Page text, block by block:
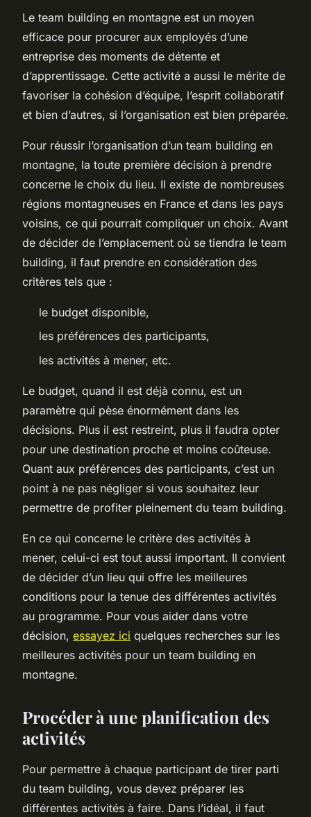
Le team building en montagne est un moyen
efficace pour procurer aux employés d’une
entreprise des moments de détente et
d’apprentissage. Cette activité a aussi le mérite de
favoriser la cohésion d’équipe, l’esprit collaboratif
et bien d’autres, si l’organisation est bien préparée.
Pour réussir l’organisation d’un team building en
montagne, la toute première décision à prendre
concerne le choix du lieu. Il existe de nombreuses
régions montagneuses en France et dans les pays
voisins, ce qui pourrait compliquer un choix. Avant
de décider de l’emplacement où se tiendra le team
building, il faut prendre en considération des
critères tels que :
le budget disponible,
les préférences des participants,
les activités à mener, etc.
Le budget, quand il est déjà connu, est un
paramètre qui pèse énormément dans les
décisions. Plus il est restreint, plus il faudra opter
pour une destination proche et moins coûteuse.
Quant aux préférences des participants, c’est un
point à ne pas négliger si vous souhaitez leur
permettre de profiter pleinement du team building.
En ce qui concerne le critère des activités à
mener, celui-ci est tout aussi important. Il convient
de décider d’un lieu qui offre les meilleures
conditions pour la tenue des différentes activités
au programme. Pour vous aider dans votre
décision, essayez ici quelques recherches sur les
meilleures activités pour un team building en
montagne.
Procéder à une planification des
activités
Pour permettre à chaque participant de tirer parti
du team building, vous devez préparer les
différentes activités à faire. Dans l’idéal, il faut